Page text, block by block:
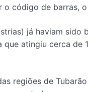
código de barras,
já haviam
atingiu cerca de
regiões de